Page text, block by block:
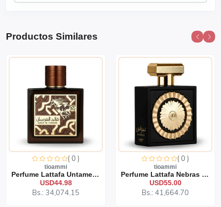
Productos Similares
( 0 )
tioammi
Perfume Lattafa Untamed 1...
USD44.98
Bs.: 34,074.15
( 0 )
tioammi
Perfume Lattafa Nebras 10...
USD55.00
Bs.: 41,664.70